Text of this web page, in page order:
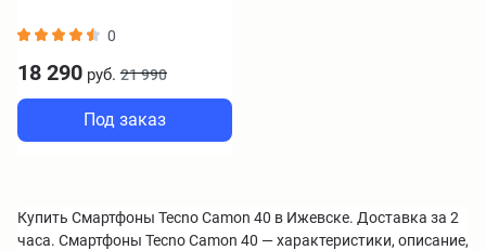
0
18 290 руб. 21 990
Под заказ
Купить Смартфоны Tecno Camon 40 в Ижевске. Доставка за 2
часа. Смартфоны Tecno Camon 40 — характеристики, описание,